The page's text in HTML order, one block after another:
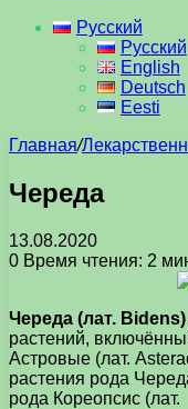
Русский
Русский
English
Deutsch
Eesti
Главная/
Череда
13.08.2020
0 Время чтения: 2
Череда (лат. Bidens)
растений,
Астровые (лат.
растения рода
рода Кореопсис (лат.